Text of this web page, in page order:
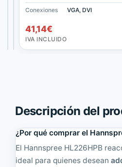
e
2
0
4
B
Conexiones
VGA, DVI
INCLUIDO
1
T
T
:
3
Conexiones
VGA
IVA
INCLUIDO
Conexiones
VGA, DVI
41,14€
IVA INCLUIDO
Descripción del
¿Por qué comprar el
El Hannspree HL226HPB
ideal para quienes desean